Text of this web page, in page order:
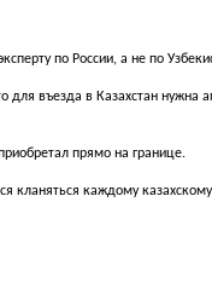
по России, а не по
для въезда в Казахстан нужна
прямо на границе.
кланяться каждому